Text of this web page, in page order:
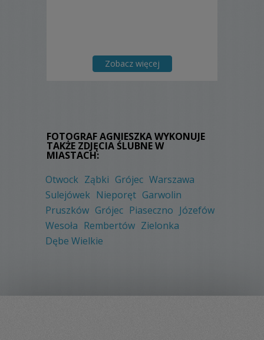
Zobacz więcej
FOTOGRAF AGNIESZKA WYKONUJE
TAKŻE ZDJĘCIA ŚLUBNE W
MIASTACH:
Otwock Ząbki Grójec Warszawa
Sulejówek Nieporęt Garwolin
Pruszków Grójec Piaseczno Józefów
Wesoła Rembertów Zielonka
Dębe Wielkie